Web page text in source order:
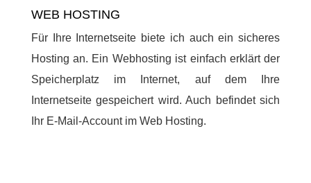
WEB HOSTING
Für Ihre Internetseite biete ich auch ein sicheres
Hosting an. Ein Webhosting ist einfach erklärt der
Speicherplatz im Internet, auf dem Ihre
Internetseite gespeichert wird. Auch befindet sich
Ihr E-Mail-Account im Web Hosting.